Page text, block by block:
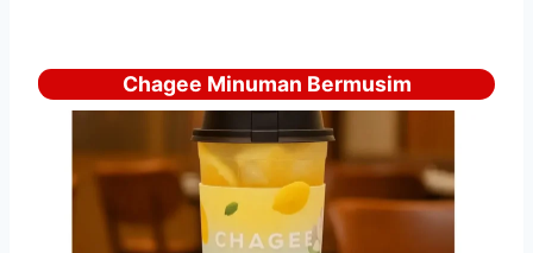
Chagee Minuman Bermusim